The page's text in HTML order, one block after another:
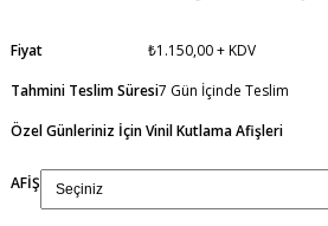
Fiyat ₺1.150,00+ KDV
Tahmini Teslim Süresi7 Gün İçinde Teslim
Özel Günleriniz İçin Vinil Kutlama Afişleri
AFİŞ